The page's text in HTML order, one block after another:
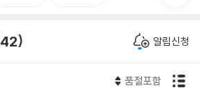
42 알림신청
품절포함